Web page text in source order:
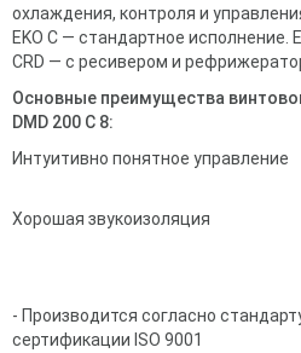
охлаждения, контроля и
EKO C — стандартное исполнение.
CRD — с ресивером и
Основные преимущества
DMD 200 C 8:
Интуитивно понятное управление
Хорошая звукоизоляция
- Производится согласно
сертификации ISO 9001